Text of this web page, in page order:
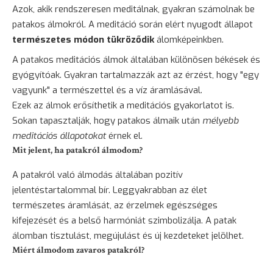
Azok, akik rendszeresen meditálnak, gyakran számolnak be
patakos álmokról. A meditáció során elért nyugodt állapot
természetes módon tükröződikálomképeinkben.
A patakos meditációs álmok általában különösen békések és
gyógyítóak. Gyakran tartalmazzák azt az érzést, hogy "egy
vagyunk" a természettel és a víz áramlásával.
Ezek az álmok erősíthetik a meditációs gyakorlatot is.
Sokan tapasztalják, hogy patakos álmaik után mélyebb
meditációs állapotokatérnek el.
Mit jelent, ha patakról álmodom?
A patakról való álmodás általában pozitív
jelentéstartalommal bír. Leggyakrabban az élet
természetes áramlását, az érzelmek egészséges
kifejezését és a belső harmóniát szimbolizálja. A patak
álomban tisztulást, megújulást és új kezdeteket jelölhet.
Miért álmodom zavaros patakról?